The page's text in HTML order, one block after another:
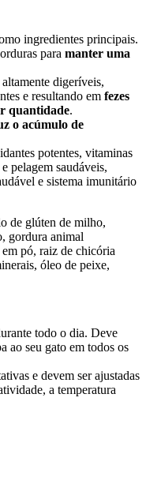
ingredientes principais.
para manter uma
digeríveis,
e resultando em fezes
quantidade.
o acúmulo de
potentes, vitaminas
pelagem saudáveis,
e sistema imunitário
de glúten de milho,
gordura animal
pó, raiz de chicória
óleo de peixe,
todo o dia. Deve
ao seu gato em todos os
e devem ser ajustadas
a temperatura